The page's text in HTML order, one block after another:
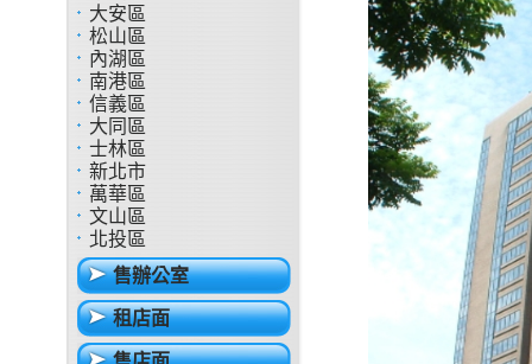
大安區
松山區
內湖區
南港區
信義區
大同區
士林區
新北市
萬華區
文山區
北投區
售辦公室
租店面